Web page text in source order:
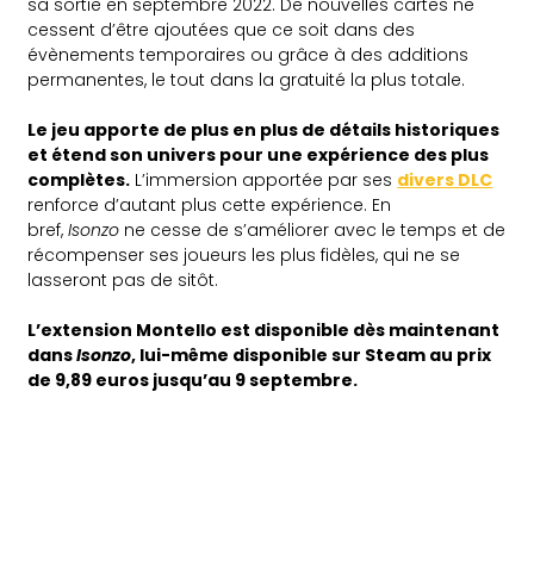
sa sortie en septembre 2022. De nouvelles cartes ne
cessent d’être ajoutées que ce soit dans des
évènements temporaires ou grâce à des additions
permanentes, le tout dans la gratuité la plus totale.
Le jeu apporte de plus en plus de détails historiques
et étend son univers pour une expérience des plus
complètes. L’immersion apportée par ses divers DLC
renforce d’autant plus cette expérience. En
bref,Isonzo ne cesse de s’améliorer avec le temps et de
récompenser ses joueurs les plus fidèles, qui ne se
lasseront pas de sitôt.
L’extension Montello est disponible dès maintenant
dansIsonzo, lui-même disponible sur Steam au prix
de 9,89 euros jusqu’au 9 septembre.